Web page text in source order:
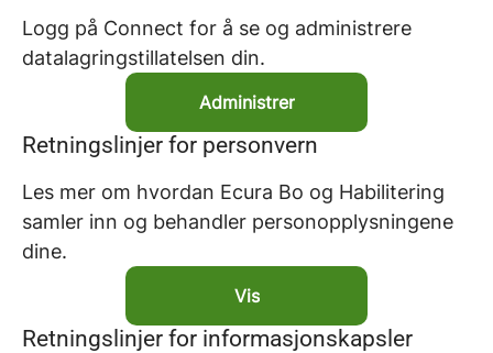
Logg på Connect for å se og administrere
datalagringstillatelsen din.
Administrer
Retningslinjer for personvern
Les mer om hvordan Ecura Bo og Habilitering
samler inn og behandler personopplysningene
dine.
Vis
Retningslinjer for informasjonskapsler